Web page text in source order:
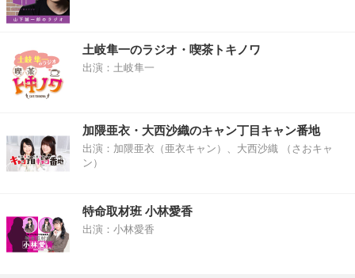
土岐隼一のラジオ・喫茶トキノワ
出演：土岐隼一
加隈亜衣・大西沙織のキャン丁目キャン番地
出演：加隈亜衣（亜衣キャン）、大西沙織 （さおキャ
ン）
特命取材班 小林愛香
出演：小林愛香